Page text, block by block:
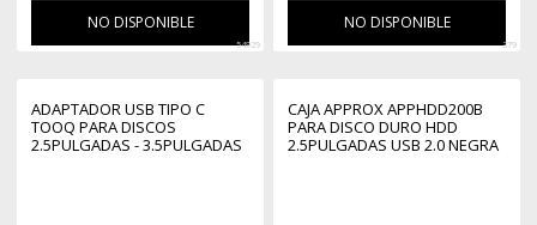
NO DISPONIBLE
54929
NO DISPONIBLE
379
ADAPTADOR USB TIPO C
TOOQ PARA DISCOS
2.5PULGADAS - 3.5PULGADAS
CAJA APPROX APPHDD200B
PARA DISCO DURO HDD
2.5PULGADAS USB 2.0 NEGRA